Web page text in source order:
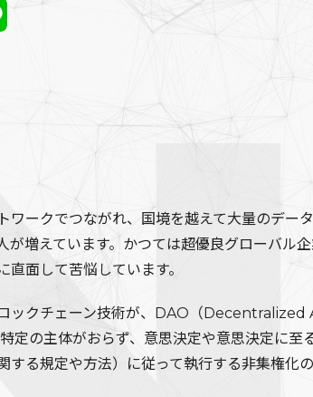
ワークでつながれ、国境を越えて大量のデ
が増えています。かつては超優良グローバ
直面して苦悩しています。
ックチェーン技術が、DAO（
定の主体がおらず、意思決定や意思決定に
する規定や方法）に従って執行する非集権化の